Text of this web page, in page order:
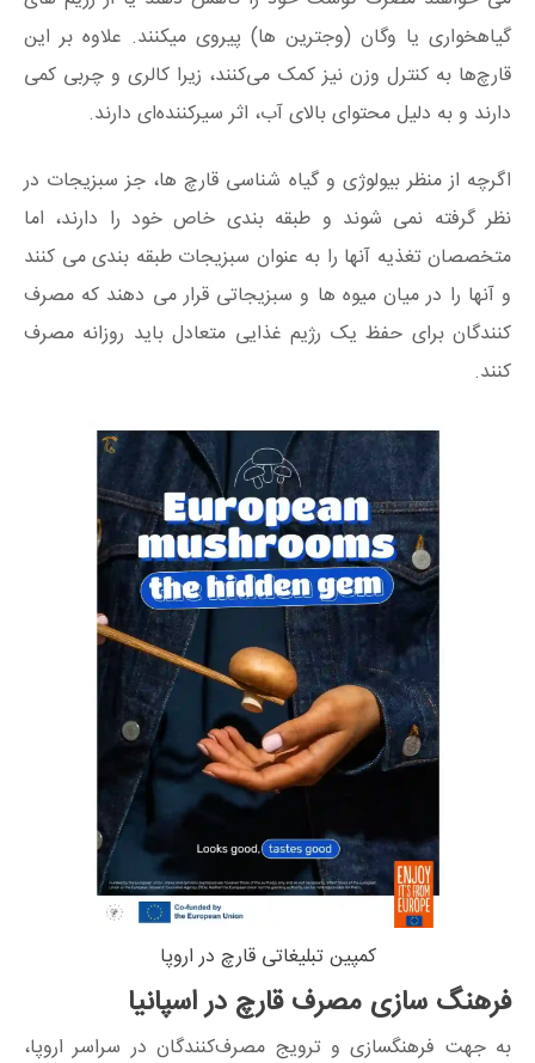
گیاهخواری یا وگان (وجترین ها) پیروی میکنند. علاوه بر این
قارچ‌ها به کنترل وزن نیز کمک می‌کنند، زیرا کالری و چربی کمی
دارند و به دلیل محتوای بالای آب، اثر سیرکننده‌ای دارند.
اگرچه از منظر بیولوژی و گیاه شناسی قارچ ها، جز سبزیجات در
نظر گرفته نمی شوند و طبقه بندی خاص خود را دارند، اما
متخصصان تغذیه آنها را به عنوان سبزیجات طبقه بندی می کنند
و آنها را در میان میوه ها و سبزیجاتی قرار می دهند که مصرف
کنندگان برای حفظ یک رژیم غذایی متعادل باید روزانه مصرف
کنند.
کمپین تبلیغاتی قارچ در اروپا
فرهنگ سازی مصرف قارچ در اسپانیا
به جهت فرهنگسازی و ترویج مصرف‌کنندگان در سراسر اروپا،